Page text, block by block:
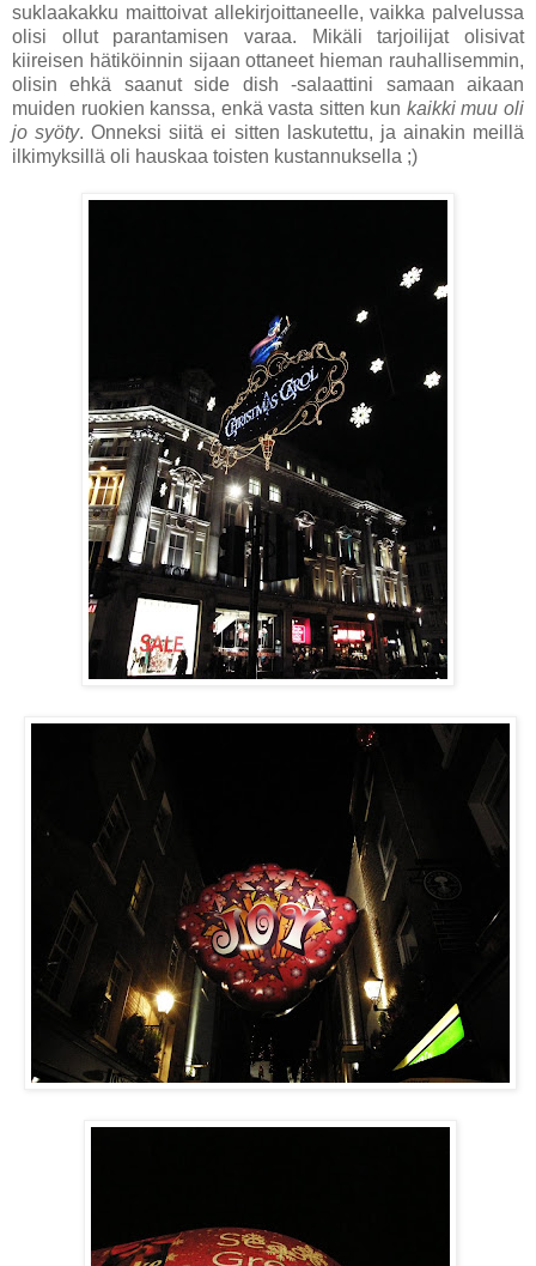
suklaakakku maittoivat allekirjoittaneelle, vaikka palvelussa
olisi ollut parantamisen varaa. Mikäli tarjoilijat olisivat
kiireisen hätiköinnin sijaan ottaneet hieman rauhallisemmin,
olisin ehkä saanut side dish -salaattini samaan aikaan
muiden ruokien kanssa, enkä vasta sitten kun kaikki muu oli
jo syöty. Onneksi siitä ei sitten laskutettu, ja ainakin meillä
ilkimyksillä oli hauskaa toisten kustannuksella ;)